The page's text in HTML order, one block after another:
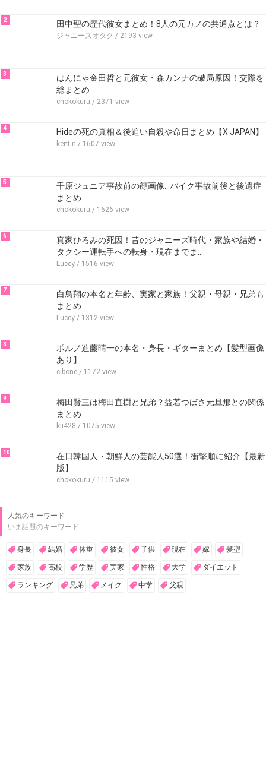
2 田中聖の歴代彼女まとめ！8人の元カノの共通点とは？
ジャニーズオタク / 2193 view
3
はんにゃ金田哲と元彼女・森カンナの破局原因！交際を
総まとめ
chokokuru / 2371 view
4 Hideの死の真相＆後追い自殺や命日まとめ【X JAPAN】
kent.n / 1607 view
5
千原ジュニア事故前の顔画像…バイク事故前後と後遺症
まとめ
chokokuru / 1626 view
6
真家ひろみの死因！昔のジャニーズ時代・家族や結婚・
タクシー運転手への転身・現在までま…
Luccy / 1516 view
7
白鳥翔の本名と年齢、実家と家族！父親・母親・兄弟も
まとめ
Luccy / 1312 view
8
ポルノ進藤晴一の本名・身長・ギターまとめ【髪型画像
あり】
cibone / 1172 view
9
梅田賢三は梅田直樹と兄弟？益若つばさ元旦那との関係
まとめ
kii428 / 1075 view
10
在日韓国人・朝鮮人の芸能人50選！衝撃順に紹介【最新
版】
chokokuru / 1115 view
人気のキーワード
いま話題のキーワード
身長 結婚 体重 彼女 子供 現在 嫁 髪型
家族 高校 学歴 実家 性格 大学 ダイエット
ランキング 兄弟 メイク 中学 父親